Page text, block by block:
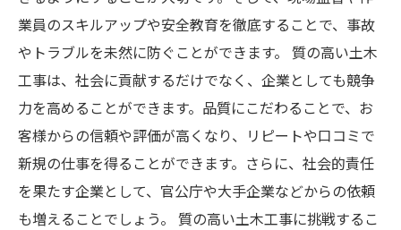
業員のスキルアップや安全教育を徹底することで、事故
やトラブルを未然に防ぐことができます。 質の高い土木
工事は、社会に貢献するだけでなく、企業としても競争
力を高めることができます。品質にこだわることで、お
客様からの信頼や評価が高くなり、リピートや口コミで
新規の仕事を得ることができます。さらに、社会的責任
を果たす企業として、官公庁や大手企業などからの依頼
も増えることでしょう。 質の高い土木工事に挑戦するこ